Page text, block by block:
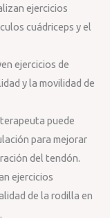
ejercicios
cuádriceps y el
ejercicios de
y la movilidad de
puede
para mejorar
del tendón.
ejercicios
de la rodilla en